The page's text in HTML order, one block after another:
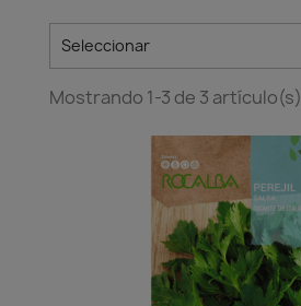
Seleccionar
Mostrando 1-3 de 3 artículo(s)